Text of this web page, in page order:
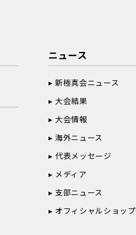
ニュース
新極真会ニュース
大会結果
大会情報
海外ニュース
代表メッセージ
メディア
支部ニュース
オフィシャルショップ